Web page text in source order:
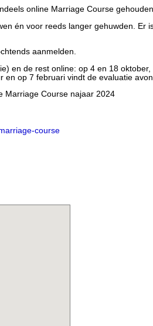
online Marriage Course
én voor reeds langer gehuwden. Er
aanmelden.
en de rest online: op 4 en 18
op 7 februari vindt de evaluatie
Marriage Course najaar 2024
course